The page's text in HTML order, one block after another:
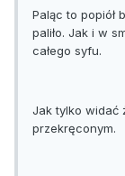
Paląc to popiół
paliło. Jak i w
całego syfu.
Jak tylko widać
przekręconym.